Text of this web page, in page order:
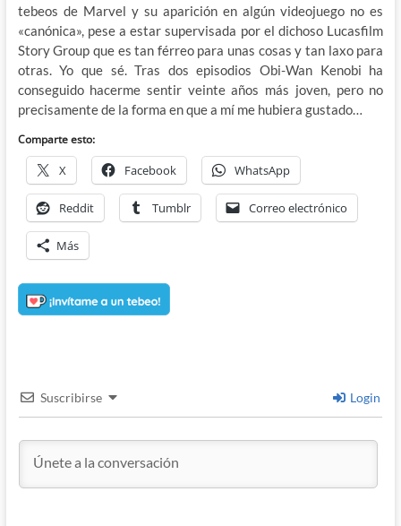
tebeos de Marvel y su aparición en algún videojuego no es
«canónica», pese a estar supervisada por el dichoso Lucasfilm
Story Group que es tan férreo para unas cosas y tan laxo para
otras. Yo que sé. Tras dos episodios Obi-Wan Kenobi ha
conseguido hacerme sentir veinte años más joven, pero no
precisamente de la forma en que a mí me hubiera gustado…
Comparte esto:
X Facebook WhatsApp
Reddit Tumblr Correo electrónico
Más
Suscribirse Login